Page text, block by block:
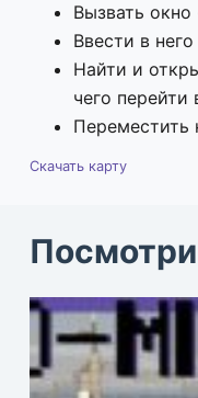
Вызвать окно
Ввести в него
Найти и
чего перейти
Переместить
Скачать карту